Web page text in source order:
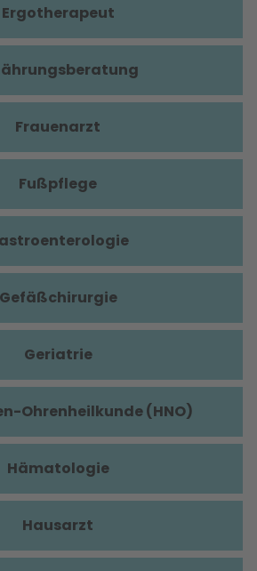
Ergotherapeut
Frauenarzt
Fußpflege
Gefäßchirurgie
Geriatrie
Ohrenheilkunde (HNO)
Hämatologie
Hausarzt